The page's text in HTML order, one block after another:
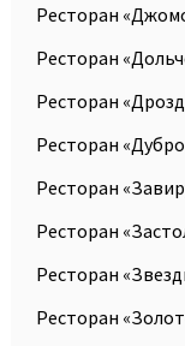
Ресторан
Ресторан
Ресторан
Ресторан
Ресторан
Ресторан
Ресторан
Ресторан